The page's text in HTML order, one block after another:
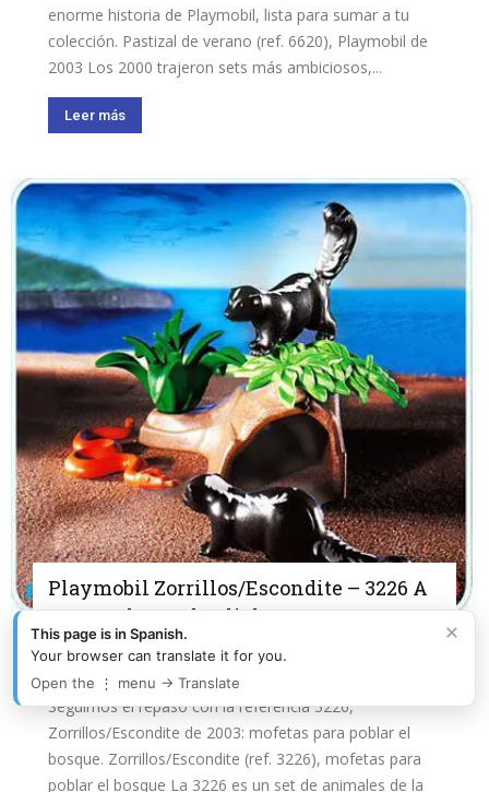
enorme historia de Playmobil, lista para sumar a tu
colección. Pastizal de verano (ref. 6620), Playmobil de
2003 Los 2000 trajeron sets más ambiciosos,...
Leer más
Playmobil Zorrillos/Escondite – 3226 A
2003 – El Mundo Click
El Mundo Click - Playmobil - mayo 31, 2026
Seguimos el repaso con la referencia 3226,
Zorrillos/Escondite de 2003: mofetas para poblar el
bosque. Zorrillos/Escondite (ref. 3226), mofetas para
poblar el bosque La 3226 es un set de animales de la
×
This page is in Spanish.
Your browser can translate it for you.
Open the ⋮ menu → Translate